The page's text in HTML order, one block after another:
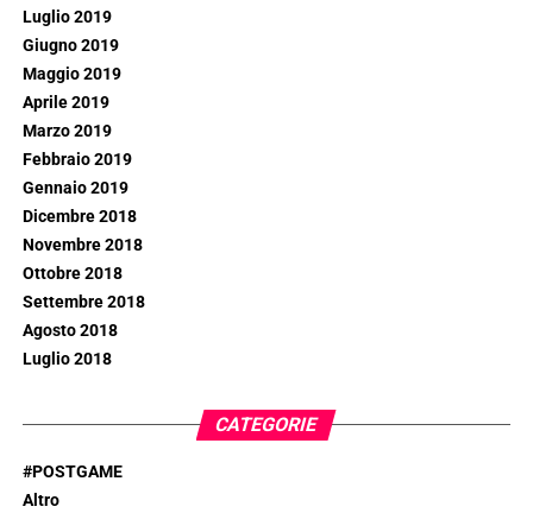
Luglio 2019
Giugno 2019
Maggio 2019
Aprile 2019
Marzo 2019
Febbraio 2019
Gennaio 2019
Dicembre 2018
Novembre 2018
Ottobre 2018
Settembre 2018
Agosto 2018
Luglio 2018
CATEGORIE
#POSTGAME
Altro